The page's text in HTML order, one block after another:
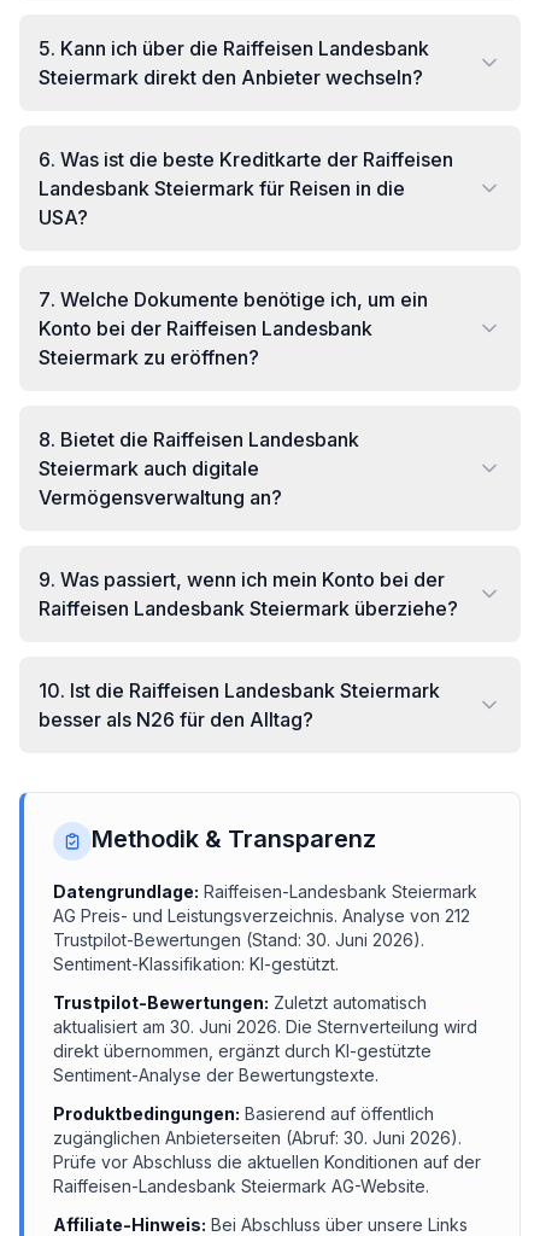
5. Kann ich über die Raiffeisen Landesbank
Steiermark direkt den Anbieter wechseln?
6. Was ist die beste Kreditkarte der Raiffeisen
Landesbank Steiermark für Reisen in die
USA?
7. Welche Dokumente benötige ich, um ein
Konto bei der Raiffeisen Landesbank
Steiermark zu eröffnen?
8. Bietet die Raiffeisen Landesbank
Steiermark auch digitale
Vermögensverwaltung an?
9. Was passiert, wenn ich mein Konto bei der
Raiffeisen Landesbank Steiermark überziehe?
10. Ist die Raiffeisen Landesbank Steiermark
besser als N26 für den Alltag?
Methodik & Transparenz
Datengrundlage: Raiffeisen-Landesbank Steiermark
AG Preis- und Leistungsverzeichnis. Analyse von 212
Trustpilot-Bewertungen (Stand: 30. Juni 2026).
Sentiment-Klassifikation: KI-gestützt.
Trustpilot-Bewertungen: Zuletzt automatisch
aktualisiert am 30. Juni 2026. Die Sternverteilung wird
direkt übernommen, ergänzt durch KI-gestützte
Sentiment-Analyse der Bewertungstexte.
Produktbedingungen: Basierend auf öffentlich
zugänglichen Anbieterseiten (Abruf: 30. Juni 2026).
Prüfe vor Abschluss die aktuellen Konditionen auf der
Raiffeisen-Landesbank Steiermark AG-Website.
Affiliate-Hinweis: Bei Abschluss über unsere Links